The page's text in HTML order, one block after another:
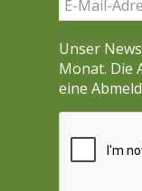
Unser
Monat. Die
eine